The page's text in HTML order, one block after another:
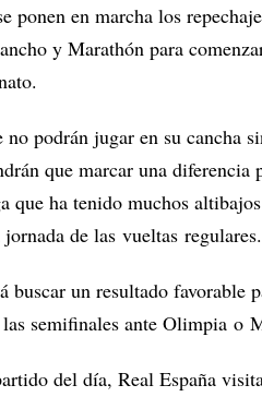
ponen en marcha los
y Marathón para
no podrán jugar en su cancha
que marcar una
que ha tenido muchos
de las vueltas regulares.
buscar un resultado favorable
semifinales ante Olimpia o
del día, Real España